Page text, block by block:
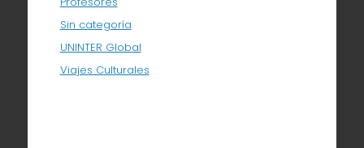
Sin categoría
UNINTER Global
Viajes Culturales